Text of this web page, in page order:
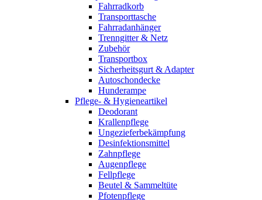
Fahrradkorb
Transporttasche
Fahrradanhänger
Trenngitter & Netz
Zubehör
Transportbox
Sicherheitsgurt & Adapter
Autoschondecke
Hunderampe
Pflege- & Hygieneartikel
Deodorant
Krallenpflege
Ungezieferbekämpfung
Desinfektionsmittel
Zahnpflege
Augenpflege
Fellpflege
Beutel & Sammeltüte
Pfotenpflege